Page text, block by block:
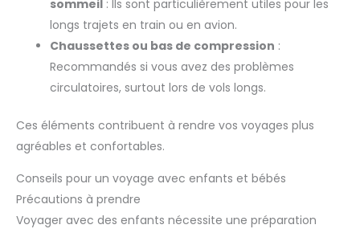
sommeil : Ils sont particulièrement utiles pour les
longs trajets en train ou en avion.
Chaussettes ou bas de compression :
Recommandés si vous avez des problèmes
circulatoires, surtout lors de vols longs.
Ces éléments contribuent à rendre vos voyages plus
agréables et confortables.
Conseils pour un voyage avec enfants et bébés
Précautions à prendre
Voyager avec des enfants nécessite une préparation